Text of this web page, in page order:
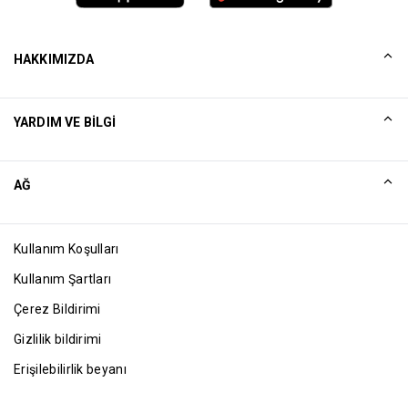
HAKKIMIZDA
Excellence Awards
Blog
YARDIM VE BILGI
AĞ
Kullanım Koşulları
Kullanım Şartları
Çerez Bildirimi
Gizlilik bildirimi
Erişilebilirlik beyanı